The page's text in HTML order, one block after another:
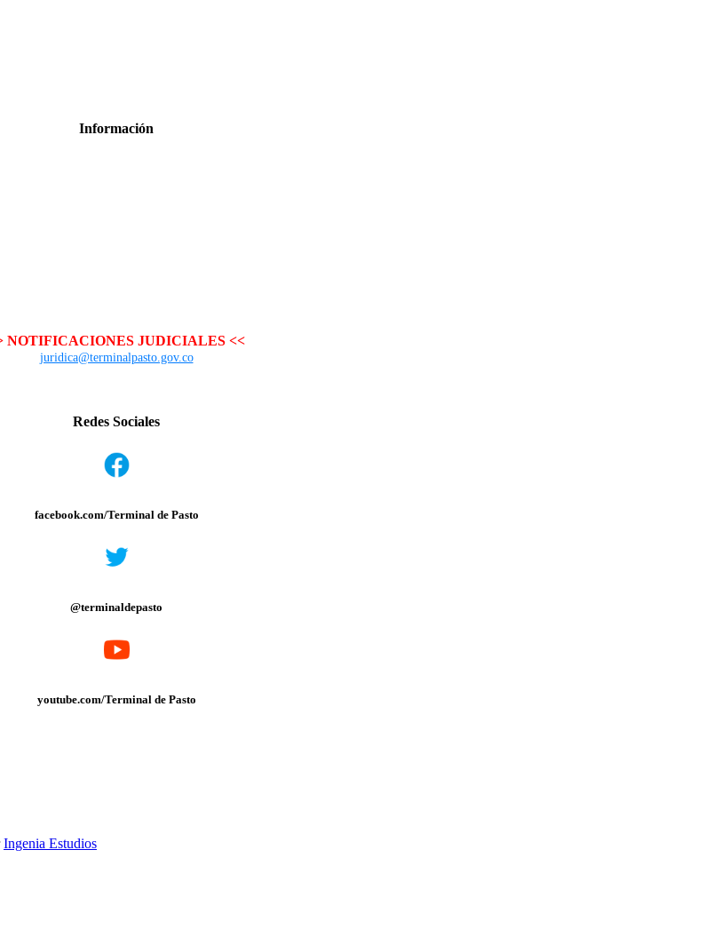
Información
NOTIFICACIONES JUDICIALES <<
juridica@terminalpasto.gov.co
Redes Sociales
facebook.com/Terminal de Pasto
@terminaldepasto
youtube.com/Terminal de Pasto
Ingenia Estudios